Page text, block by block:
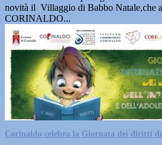
novità il Villaggio di Babbo Natale,che
CORINALDO...
Corinaldo celebra la Giornata dei diritti